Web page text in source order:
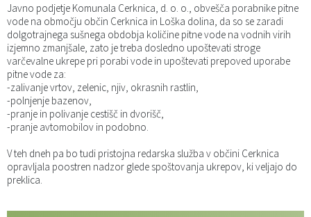
Javno podjetje Komunala Cerknica, d. o. o., obvešča porabnike pitne
vode na območju občin Cerknica in Loška dolina, da so se zaradi
dolgotrajnega sušnega obdobja količine pitne vode na vodnih virih
izjemno zmanjšale, zato je treba dosledno upoštevati stroge
varčevalne ukrepe pri porabi vode in upoštevati prepoved uporabe
pitne vode za:
-zalivanje vrtov, zelenic, njiv, okrasnih rastlin,
-polnjenje bazenov,
-pranje in polivanje cestišč in dvorišč,
-pranje avtomobilov in podobno.
V teh dneh pa bo tudi pristojna redarska služba v občini Cerknica
opravljala poostren nadzor glede spoštovanja ukrepov, ki veljajo do
preklica.
Katalog informacij javnega značaja
Vizitka občine
Predsedniki političnih strank
Svet za preventivo in vzgojo v cestnem prometu
Služba za okolje in prostor
Služba za stanovanjsko dejavnost
Služba za civilno zaščito
Služba za družbene dejavnosti
Služba za gospodarstvo, turizem in kmetijstvo
Občinski predpisi
Strategije in koncepti
Proračuni občine